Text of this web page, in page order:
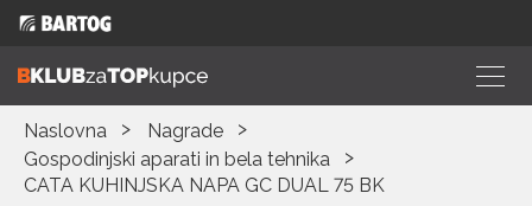
Naslovna
Nagrade
Gospodinjski aparati in bela tehnika
CATA KUHINJSKA NAPA GC DUAL 75 BK